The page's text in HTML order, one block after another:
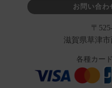
お問い合わ
〒
滋賀県草津市
各種カー